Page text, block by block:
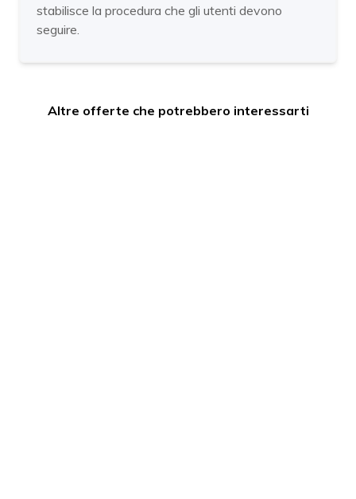
stabilisce la procedura che gli utenti devono
seguire.
Altre offerte che potrebbero interessarti